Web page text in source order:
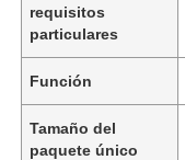
requisitos
particulares
Función
Tamaño del
paquete único